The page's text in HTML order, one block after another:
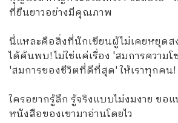
ที่ยืนยาวอย่างมีคุณภาพ
นี่แหละคือสิ่งที่นักเขียนผู้ไม่เคยหยุดส
ได้ค้นพบ! ไม่ใช่แค่เรื่อง 'สมการความ
'สมการของชีวิตที่ดีที่สุด' ให้เราทุกคน!
ใครอยากรู้ลึก รู้จริงแบบไม่งมงาย ขอ
หนังสือของเขามาอ่านโดยไว